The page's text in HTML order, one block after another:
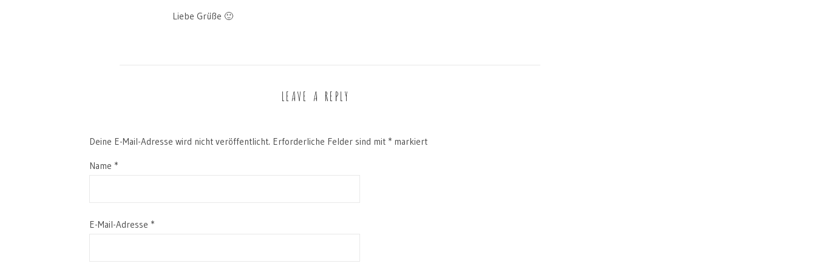
Liebe Grüße 🙂
LEAVE A REPLY
Deine E-Mail-Adresse wird nicht veröffentlicht. Erforderliche Felder sind mit * markiert
Name *
E-Mail-Adresse *